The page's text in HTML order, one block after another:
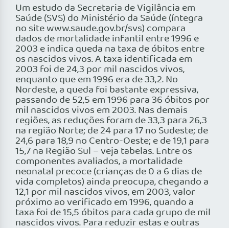
Um estudo da Secretaria de Vigilância em
Saúde (SVS) do Ministério da Saúde (íntegra
no site www.saude.gov.br/svs) compara
dados de mortalidade infantil entre 1996 e
2003 e indica queda na taxa de óbitos entre
os nascidos vivos. A taxa identificada em
2003 foi de 24,3 por mil nascidos vivos,
enquanto que em 1996 era de 33,2. No
Nordeste, a queda foi bastante expressiva,
passando de 52,5 em 1996 para 36 óbitos por
mil nascidos vivos em 2003. Nas demais
regiões, as reduções foram de 33,3 para 26,3
na região Norte; de 24 para 17 no Sudeste; de
24,6 para 18,9 no Centro-Oeste; e de 19,1 para
15,7 na Região Sul – veja tabelas. Entre os
componentes avaliados, a mortalidade
neonatal precoce (crianças de 0 a 6 dias de
vida completos) ainda preocupa, chegando a
12,1 por mil nascidos vivos, em 2003, valor
próximo ao verificado em 1996, quando a
taxa foi de 15,5 óbitos para cada grupo de mil
nascidos vivos. Para reduzir estas e outras